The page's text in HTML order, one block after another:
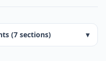
(7 sections) ▾